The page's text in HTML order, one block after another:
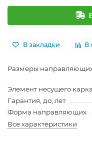
В закладки В
Размеры
Элемент несущего
Гарантия, до, лет
Форма направляющих
Все характеристики